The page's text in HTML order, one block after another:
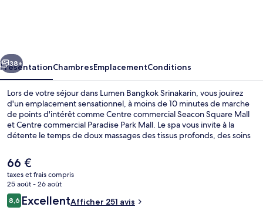
Suivant
38+
PrésentationChambresEmplacementConditions
Lors de votre séjour dans Lumen Bangkok Srinakarin, vous jouirez
d'un emplacement sensationnel, à moins de 10 minutes de marche
de points d'intérêt comme Centre commercial Seacon Square Mall
et Centre commercial Paradise Park Mall. Le spa vous invite à la
détente le temps de doux massages des tissus profonds, des soins
spécialités Cuisine de l’Europe de l’Est vous sont servies à
l'établissement La Bistro, qui est ouvert à l'heure du petit déjeuner,
du déjeuner et du dîner. Vous profiterez ici d'une piscine couverte,
d'un bar en bord de piscine, ainsi que d'agréables petits plus dans
votre chambre, tels qu'un lave-linge/sèche-linge et un
réfrigérateur.
Le
prix
actuel
est
de
66 €
taxes et frais compris
25 août - 26 août
Avis
voyageurs
8,68,6 sur 10
ExcellentAfficher 251 avis